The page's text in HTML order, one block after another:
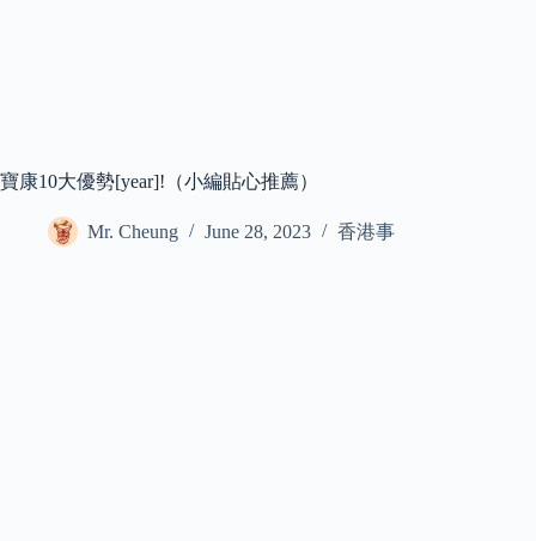
寶康10大優勢[year]!（小編貼心推薦）
Mr. Cheung June 28, 2023 香港事